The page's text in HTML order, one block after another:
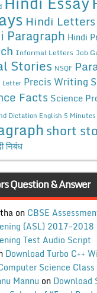
Hindi Letters
Paragraph Hindi
Informal Letters Job
Stories NSQF
Letter Precis Writing
Facts Science
Dictation English 5 Minutes
short
निबंध
Question & Answer
on CBSE
(ASL) 2017-2018
Test Audio Script
Download Turbo C++
Science
Mannu on Download